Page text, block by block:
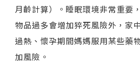
月齡計算）。睡眠環境非常重要
物品過多會增加猝死風險外，家
過熱、懷孕期間媽媽服用某些藥
加風險。